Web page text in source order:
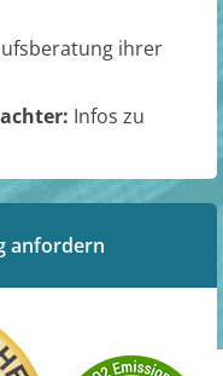
ihrer
Infos zu
anfordern